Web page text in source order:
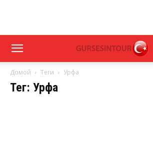
Домой Теги Урфа
Тег: Урфа